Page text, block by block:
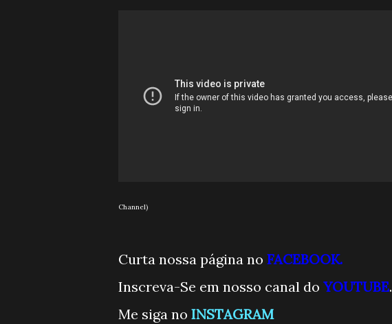
Channel)
Curta nossa página no FACEBOOK.
Inscreva-Se em nosso canal do YOUTUBE.
Me siga no INSTAGRAM